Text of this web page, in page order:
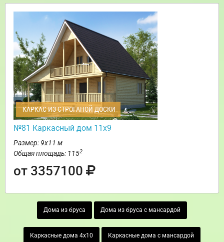
КАРКАС ИЗ СТРОГАНОЙ ДОСКИ
№81 Каркасный дом 11х9
Размер: 9х11 м
Общая площадь: 1152
от 3357100
Дома из бруса Дома из бруса с мансардой
Каркасные дома 4х10 Каркасные дома с мансардой